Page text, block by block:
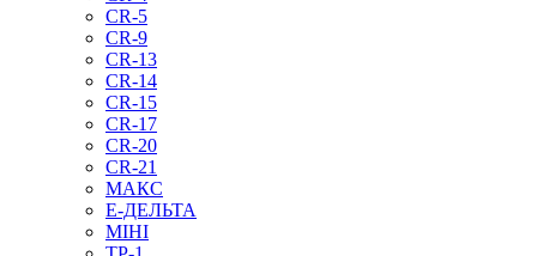
CR-5
CR-9
CR-13
CR-14
CR-15
CR-17
CR-20
CR-21
МАКС
Е-ДЕЛЬТА
МІНІ